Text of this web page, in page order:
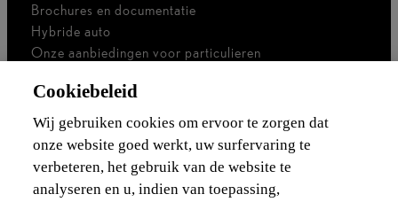
Brochures en documentatie
Hybride auto
Onze aanbiedingen voor particulieren
Bedrijfswagen
Ik ben zelfstandig
Voor vlootbeheerders
Waarborgen & financieringen
Cookiebeleid
Wij gebruiken cookies om ervoor te zorgen dat
onze website goed werkt, uw surfervaring te
verbeteren, het gebruik van de website te
analyseren en u, indien van toepassing,